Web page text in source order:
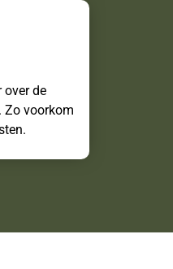
over de
Zo voorkom